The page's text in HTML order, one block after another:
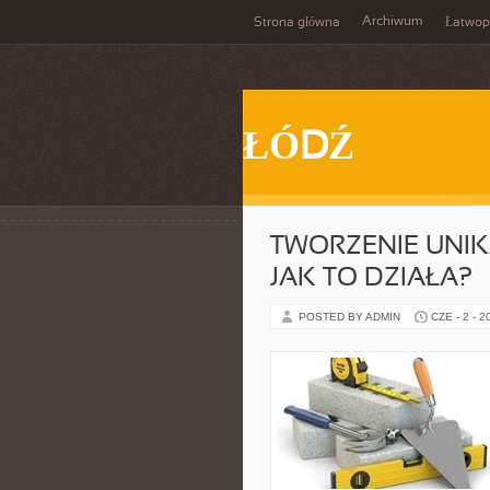
Strona główna Archiwum
ŁÓDŹ
TWORZENIE
JAK TO DZIAŁA?
POSTED BY ADMIN CZE - 2 -